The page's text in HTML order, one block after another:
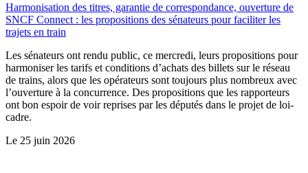
Harmonisation des titres, garantie de correspondance, ouverture de
SNCF Connect : les propositions des sénateurs pour faciliter les
trajets en train
Les sénateurs ont rendu public, ce mercredi, leurs propositions pour
harmoniser les tarifs et conditions d’achats des billets sur le réseau
de trains, alors que les opérateurs sont toujours plus nombreux avec
l’ouverture à la concurrence. Des propositions que les rapporteurs
ont bon espoir de voir reprises par les députés dans le projet de loi-
cadre.
Le 25 juin 2026